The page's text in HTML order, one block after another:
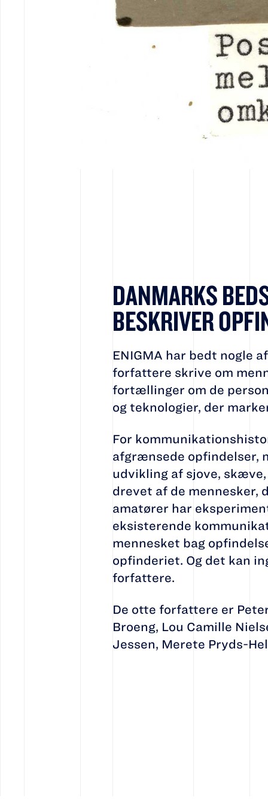
DANMARKS
BESKRIVER
ENIGMA har bedt nogle
forfattere skrive om
fortællinger om de
og teknologier, der
For
afgrænsede opfindelser,
udvikling af sjove,
drevet af de mennesker,
amatører har
eksisterende
mennesket bag
opfinderiet. Og det kan
forfattere.
De otte forfattere er
Broeng, Lou Camille
Jessen, Merete Pryds-